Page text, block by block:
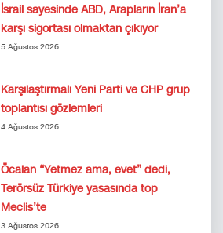
İsrail sayesinde ABD, Arapların İran’a
karşı sigortası olmaktan çıkıyor
5 Ağustos 2026
Karşılaştırmalı Yeni Parti ve CHP grup
toplantısı gözlemleri
4 Ağustos 2026
Öcalan “Yetmez ama, evet” dedi,
Terörsüz Türkiye yasasında top
Meclis’te
3 Ağustos 2026